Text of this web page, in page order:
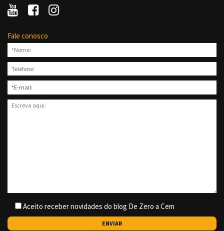
Fale conosco
Aceito receber novidades do blog De Zero a Cem